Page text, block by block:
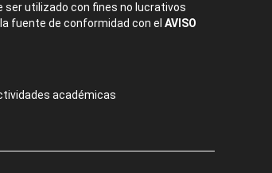
ser utilizado con fines no lucrativos
fuente de conformidad con el AVISO
académicas